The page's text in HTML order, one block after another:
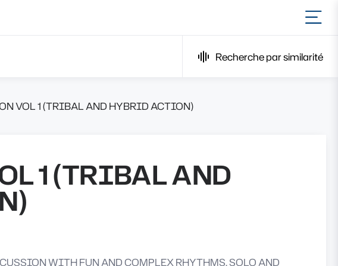
Recherche par similarité
VOL 1 (TRIBAL AND HYBRID ACTION)
1 (TRIBAL AND
WITH FUN AND COMPLEX RHYTHMS. SOLO AND